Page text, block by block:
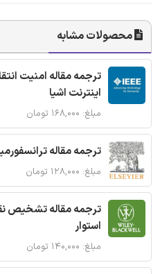
محصولات مشابه
اینترنت اشیا
مبلغ: ۱۶۸,۰۰۰ تومان
ترجمه مقاله
مبلغ: ۱۲۸,۰۰۰ تومان
ترجمه مقاله تشخیص
استوار
مبلغ: ۱۴۰,۰۰۰ تومان